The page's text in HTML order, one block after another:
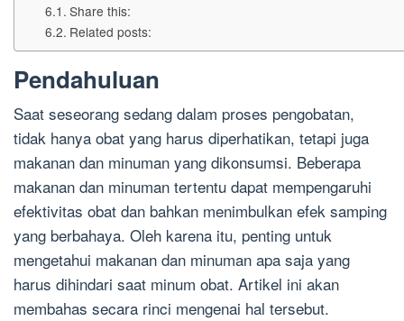
Share this:
Related posts:
Pendahuluan
Saat seseorang sedang dalam proses pengobatan,
tidak hanya obat yang harus diperhatikan, tetapi juga
makanan dan minuman yang dikonsumsi. Beberapa
makanan dan minuman tertentu dapat mempengaruhi
efektivitas obat dan bahkan menimbulkan efek samping
yang berbahaya. Oleh karena itu, penting untuk
mengetahui makanan dan minuman apa saja yang
harus dihindari saat minum obat. Artikel ini akan
membahas secara rinci mengenai hal tersebut.